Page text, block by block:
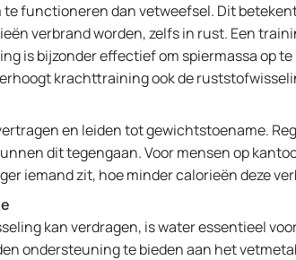
functioneren dan vetweefsel. Dit
verbrand worden, zelfs in rust. Een
is bijzonder effectief om spiermassa op te
krachttraining ook de
en leiden tot gewichtstoename.
dit tegengaan. Voor mensen op
iemand zit, hoe minder calorieën deze
kan verdragen, is water essentieel
ondersteuning te bieden aan het